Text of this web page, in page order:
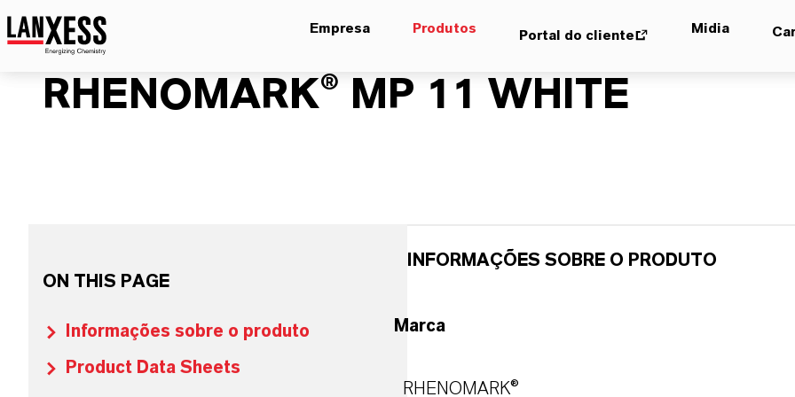
Empresa Produtos Portal do cliente Midia
RHENOMARK® MP 11 WHITE
ON THIS PAGE
Informações sobre o produto
Product Data Sheets
INFORMAÇÕES SOBRE O PRODUTO
Marca
RHENOMARK®